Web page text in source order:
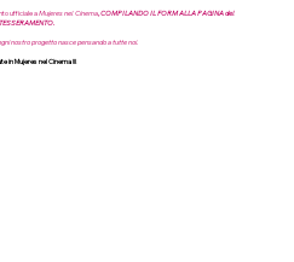
ufficiale aMujeres nel Cinema, COMPILANDO IL FORM ALLA PAGINA del
TESSERAMENTO.
nostro progetto nasce pensando a tutte noi.
in Mujeres nel Cinema !!!